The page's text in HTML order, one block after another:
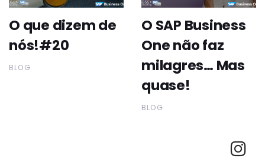
O que dizem de
nós!#20
BLOG
O SAP Business
One não faz
milagres… Mas
quase!
BLOG